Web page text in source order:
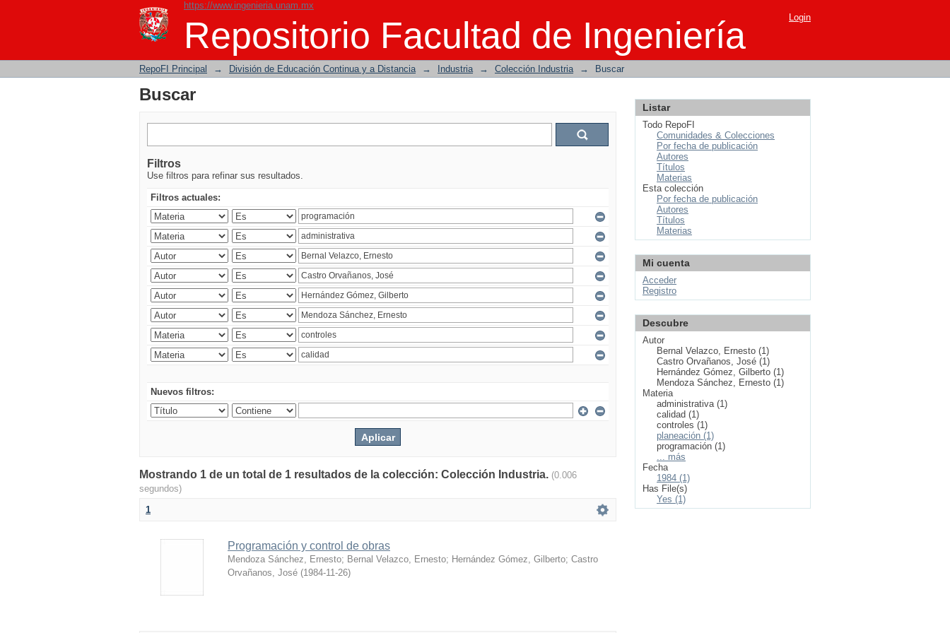
https://www.ingenieria.unam.mx
Repositorio Facultad de Ingeniería
Buscar Login
RepoFI Principal → División de Educación Continua y a Distancia → Industria → Colección Industria → Buscar
Buscar
Filtros
Use filtros para refinar sus resultados.
Filtros actuales:
Nuevos filtros:
Mostrando 1 de un total de 1 resultados de la colección: Colección Industria. (0.006
segundos)
1
Programación y control de obras
Mendoza Sánchez, Ernesto; Bernal Velazco, Ernesto; Hernández Gómez, Gilberto; Castro
Orvañanos, José (1984-11-26)
Listar
Todo RepoFI
Comunidades & Colecciones
Por fecha de publicación
Autores
Títulos
Materias
Esta colección
Por fecha de publicación
Autores
Títulos
Materias
Mi cuenta
Acceder
Registro
Descubre
Autor
Bernal Velazco, Ernesto (1)
Castro Orvañanos, José (1)
Hernández Gómez, Gilberto (1)
Mendoza Sánchez, Ernesto (1)
Materia
administrativa (1)
calidad (1)
controles (1)
planeación (1)
programación (1)
... más
Fecha
1984 (1)
Has File(s)
Yes (1)